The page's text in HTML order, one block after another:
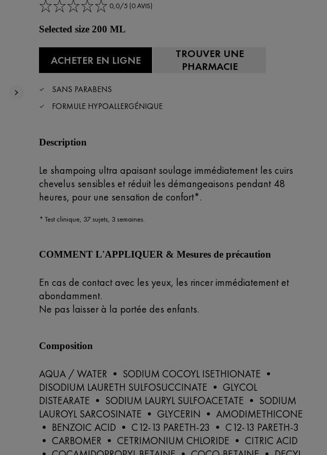
0,0/5 (0 AVIS)
Selected size 200 ML
ACHETER EN LIGNE
TROUVER UNE
PHARMACIE
SANS PARABENS
FORMULE HYPOALLERGÉNIQUE
Description
Le shampoing ultra apaisant soulage immédiatement les cuirs
chevelus sensibles et réduit les démangeaisons pendant 48
heures, pour une sensation de confort*.
* Test clinique, 37 sujets, 3 semaines.
COMMENT L'APPLIQUER & Mesures de précaution
En cas de contact avec les yeux, les rincer immédiatement et
abondamment.
Ne pas laisser à la portée des enfants.
Composition
AQUA / WATER • SODIUM COCOYL ISETHIONATE •
DISODIUM LAURETH SULFOSUCCINATE • GLYCOL
DISTEARATE • SODIUM LAURYL SULFOACETATE • SODIUM
LAUROYL SARCOSINATE • GLYCERIN • AMODIMETHICONE
• BENZOIC ACID • C12-13 PARETH-23 • C12-13 PARETH-3
• CARBOMER • CETRIMONIUM CHLORIDE • CITRIC ACID